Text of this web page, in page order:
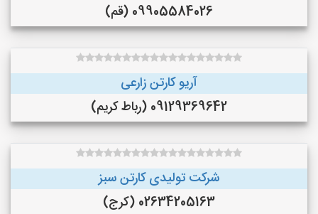
09905584026 (قم)
آریو کارتن زارعی
09129369642 (رباط کریم)
شرکت تولیدی کارتن سبز
02634205163 (کرج)